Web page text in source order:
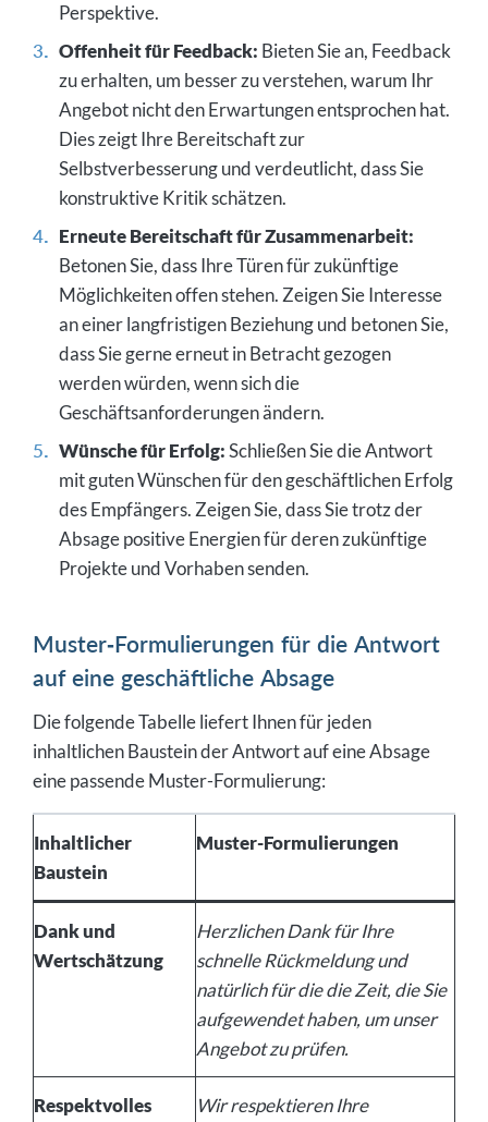
Perspektive.
Offenheit für Feedback: Bieten Sie an, Feedback
zu erhalten, um besser zu verstehen, warum Ihr
Angebot nicht den Erwartungen entsprochen hat.
Dies zeigt Ihre Bereitschaft zur
Selbstverbesserung und verdeutlicht, dass Sie
konstruktive Kritik schätzen.
Erneute Bereitschaft für Zusammenarbeit:
Betonen Sie, dass Ihre Türen für zukünftige
Möglichkeiten offen stehen. Zeigen Sie Interesse
an einer langfristigen Beziehung und betonen Sie,
dass Sie gerne erneut in Betracht gezogen
werden würden, wenn sich die
Geschäftsanforderungen ändern.
Wünsche für Erfolg:Schließen Sie die Antwort
mit guten Wünschen für den geschäftlichen Erfolg
des Empfängers. Zeigen Sie, dass Sie trotz der
Absage positive Energien für deren zukünftige
Projekte und Vorhaben senden.
Muster-Formulierungen für die Antwort
auf eine geschäftliche Absage
Die folgende Tabelle liefert Ihnen für jeden
inhaltlichen Baustein der Antwort auf eine Absage
eine passende Muster-Formulierung:
Inhaltlicher
Baustein
Muster-Formulierungen
Dank und
Wertschätzung
Herzlichen Dank für Ihre
schnelle Rückmeldung und
natürlich für die die Zeit, die Sie
aufgewendet haben, um unser
Angebot zu prüfen.
Respektvolles
Wir respektieren Ihre